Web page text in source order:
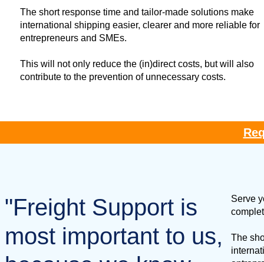
The short response time and tailor-made solutions make
international shipping easier, clearer and more reliable for
entrepreneurs and SMEs.
This will not only reduce the (in)direct costs, but will also
contribute to the prevention of unnecessary costs.
"Freight Support is
most important to us,
Serve
The